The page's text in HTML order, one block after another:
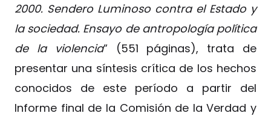
2000. Sendero Luminoso contra el Estado y
la sociedad. Ensayo de antropología política
de la violencia” (551 páginas), trata de
presentar una síntesis crítica de los hechos
conocidos de este período a partir del
Informe final de la Comisión de la Verdad y